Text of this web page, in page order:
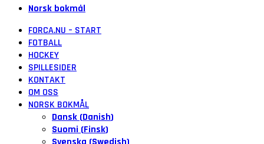
Norsk bokmål
FORCA.NU – START
FOTBALL
HOCKEY
SPILLESIDER
KONTAKT
OM OSS
NORSK BOKMÅL
Dansk (Danish)
Suomi (Finsk)